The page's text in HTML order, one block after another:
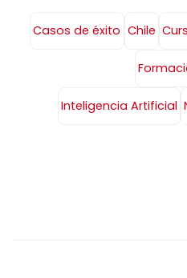
Casos de éxito Chile
Inteligencia Artificial